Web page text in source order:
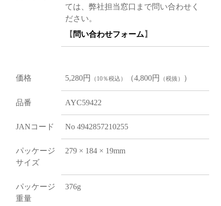
ては、弊社担当窓口まで問い合わせく
ださい。
【 問い合わせフォーム 】
価格 5,280円 （10％税込） （4,800円 （税抜） ）
品番 AYC59422
JANコード No 4942857210255
パッケージ
サイズ
279 × 184 × 19mm
パッケージ
重量
376g